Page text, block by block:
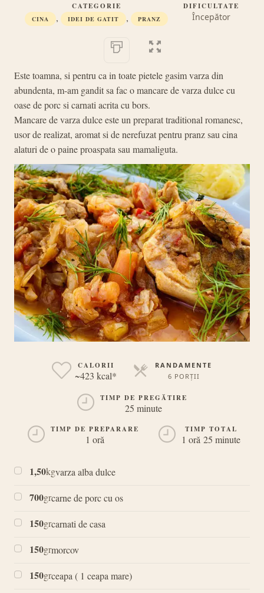
CATEGORIE
CINA , IDEI DE GATIT , PRANZ
DIFICULTATE
Începător
Este toamna, si pentru ca in toate pietele gasim varza din
abundenta, m-am gandit sa fac o mancare de varza dulce cu
oase de porc si carnati acrita cu bors.
Mancare de varza dulce este un preparat traditional romanesc,
usor de realizat, aromat si de nerefuzat pentru pranz sau cina
alaturi de o paine proaspata sau mamaliguta.
CALORII
~423 kcal*
RANDAMENTE
6 PORȚII
TIMP DE PREGĂTIRE
25 minute
TIMP DE PREPARARE
1 oră
TIMP TOTAL
1 oră 25 minute
1,50kgvarza alba dulce
700grcarne de porc cu os
150grcarnati de casa
150grmorcov
150grceapa ( 1 ceapa mare)